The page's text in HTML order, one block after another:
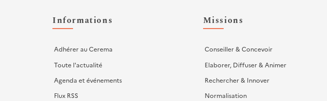
Liens
d'actions
Informations
Adhérer au Cerema
Toute l'actualité
Agenda et événements
Flux RSS
Missions
Conseiller & Concevoir
Elaborer, Diffuser & Animer
Rechercher & Innover
Normalisation